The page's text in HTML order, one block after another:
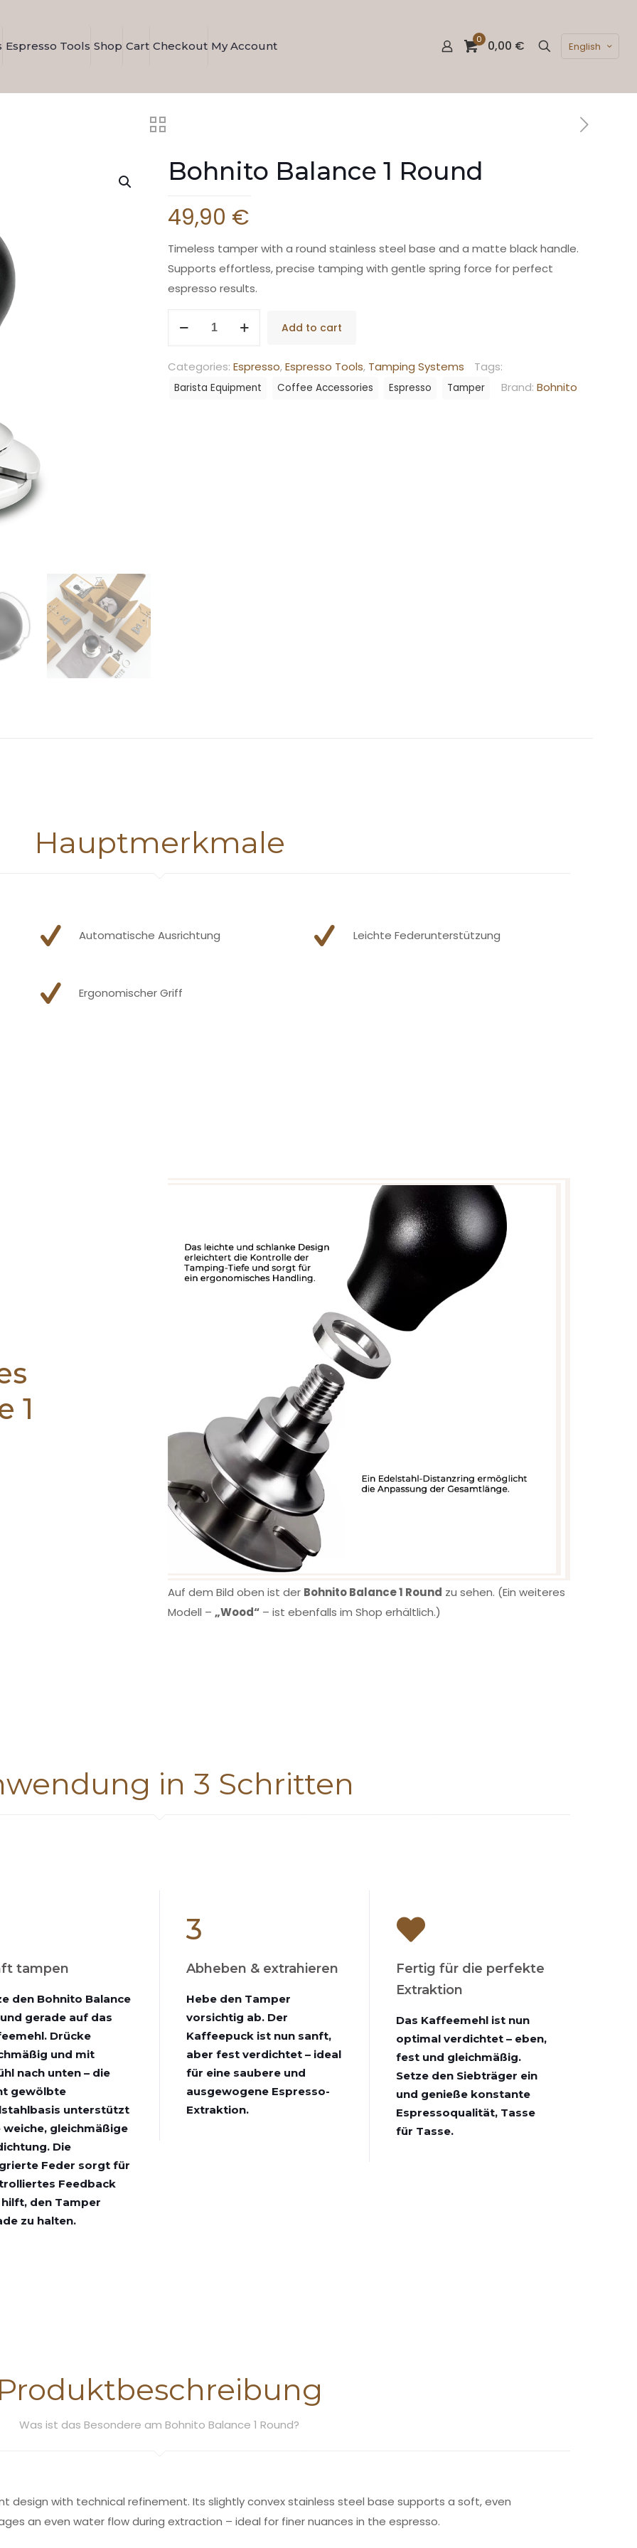
Espresso Tools Shop Cart Checkout My Account 0 0,00 € English
Bohnito Balance 1 Round
49,90 €
Timeless tamper with a round stainless steel base and a matte black handle.
Supports effortless, precise tamping with gentle spring force for perfect
espresso results.
Round
Add to cart
Categories: Espresso,Espresso Tools, Tamping Systems Tags:
Barista Equipment Coffee Accessories Espresso Tamper Brand: Bohnito
Hauptmerkmale
Automatische Ausrichtung Leichte Federunterstützung
Ergonomischer Griff
1
Auf dem Bild oben ist der Bohnito Balance 1 Round zu sehen. (Ein weiteres
Modell – „Wood“ – ist ebenfalls im Shop erhältlich.)
in 3 Schritten
tampen
den Bohnito Balance
gerade auf das
Drücke
und mit
nach unten – die
gewölbte
unterstützt
weiche, gleichmäßige
Die
Feder sorgt für
Feedback
den Tamper
zu halten.
3
Abheben & extrahieren
Hebe den Tamper
vorsichtig ab. Der
Kaffeepuck ist nun sanft,
aber fest verdichtet – ideal
für eine saubere und
ausgewogene Espresso-
Extraktion.
Fertig für die perfekte
Extraktion
Das Kaffeemehl ist nun
optimal verdichtet – eben,
fest und gleichmäßig.
Setze den Siebträger ein
und genieße konstante
Espressoqualität, Tasse
für Tasse.
Was ist das Besondere am Bohnito Balance 1 Round?
design with technical refinement. Its slightly convex stainless steel base supports a soft, even
an even water flow during extraction – ideal for finer nuances in the espresso.